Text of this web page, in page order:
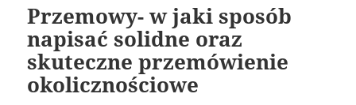
Przemowy- w jaki sposób
napisać solidne oraz
skuteczne przemówienie
okolicznościowe